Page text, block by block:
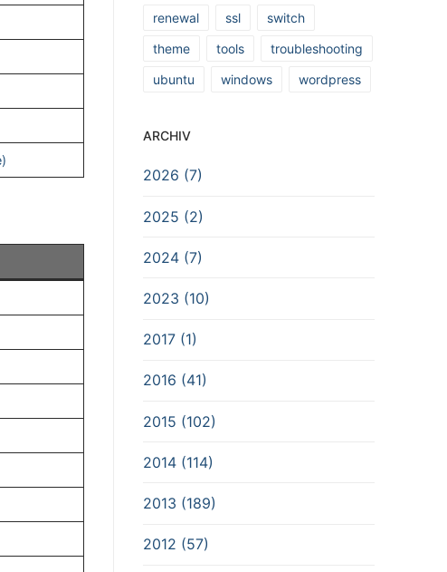
renewal
ssl
switch
theme
tools
troubleshooting
ubuntu
windows wordpress
ARCHIV
2026 (7)
2025 (2)
2024 (7)
2023 (10)
2017 (1)
2016 (41)
2015 (102)
2014 (114)
2013 (189)
2012 (57)